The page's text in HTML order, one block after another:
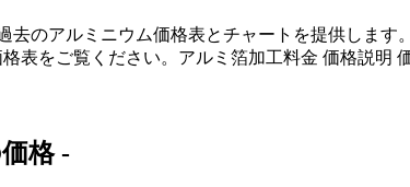
去のアルミニウム価格表とチャートを提供します
表をご覧ください。アルミ箔加工料金 価格説明
格 -